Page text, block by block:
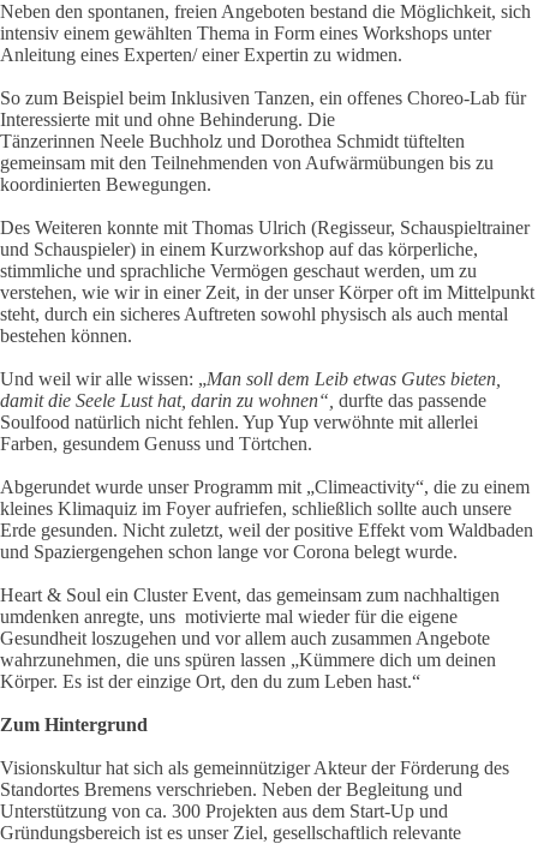
Neben den spontanen, freien Angeboten bestand die Möglichkeit, sich
intensiv einem gewählten Thema in Form eines Workshops unter
Anleitung eines Experten/ einer Expertin zu widmen.
So zum Beispiel beim Inklusiven Tanzen, ein offenes Choreo-Lab für
Interessierte mit und ohne Behinderung. Die
Tänzerinnen Neele Buchholz und Dorothea Schmidt tüftelten
gemeinsam mit den Teilnehmenden von Aufwärmübungen bis zu
koordinierten Bewegungen.
Des Weiteren konnte mit Thomas Ulrich (Regisseur, Schauspieltrainer
und Schauspieler) in einem Kurzworkshop auf das körperliche,
stimmliche und sprachliche Vermögen geschaut werden, um zu
verstehen, wie wir in einer Zeit, in der unser Körper oft im Mittelpunkt
steht, durch ein sicheres Auftreten sowohl physisch als auch mental
bestehen können.
Und weil wir alle wissen: „Man soll dem Leib etwas Gutes bieten,
damit die Seele Lust hat, darin zu wohnen“, durfte das passende
Soulfood natürlich nicht fehlen. Yup Yup verwöhnte mit allerlei
Farben, gesundem Genuss und Törtchen.
Abgerundet wurde unser Programm mit „Climeactivity“, die zu einem
kleines Klimaquiz im Foyer aufriefen, schließlich sollte auch unsere
Erde gesunden. Nicht zuletzt, weil der positive Effekt vom Waldbaden
und Spaziergengehen schon lange vor Corona belegt wurde.
Heart & Soul ein Cluster Event, das gemeinsam zum nachhaltigen
umdenken anregte, uns motivierte mal wieder für die eigene
Gesundheit loszugehen und vor allem auch zusammen Angebote
wahrzunehmen, die uns spüren lassen „Kümmere dich um deinen
Körper. Es ist der einzige Ort, den du zum Leben hast.“
Zum Hintergrund
Visionskultur hat sich als gemeinnütziger Akteur der Förderung des
Standortes Bremens verschrieben. Neben der Begleitung und
Unterstützung von ca. 300 Projekten aus dem Start-Up und
Gründungsbereich ist es unser Ziel, gesellschaftlich relevante